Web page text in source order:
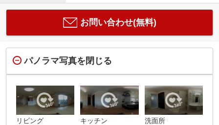
お問い合わせ(無料)
パノラマ写真を閉じる
リビング キッチン 洗面所